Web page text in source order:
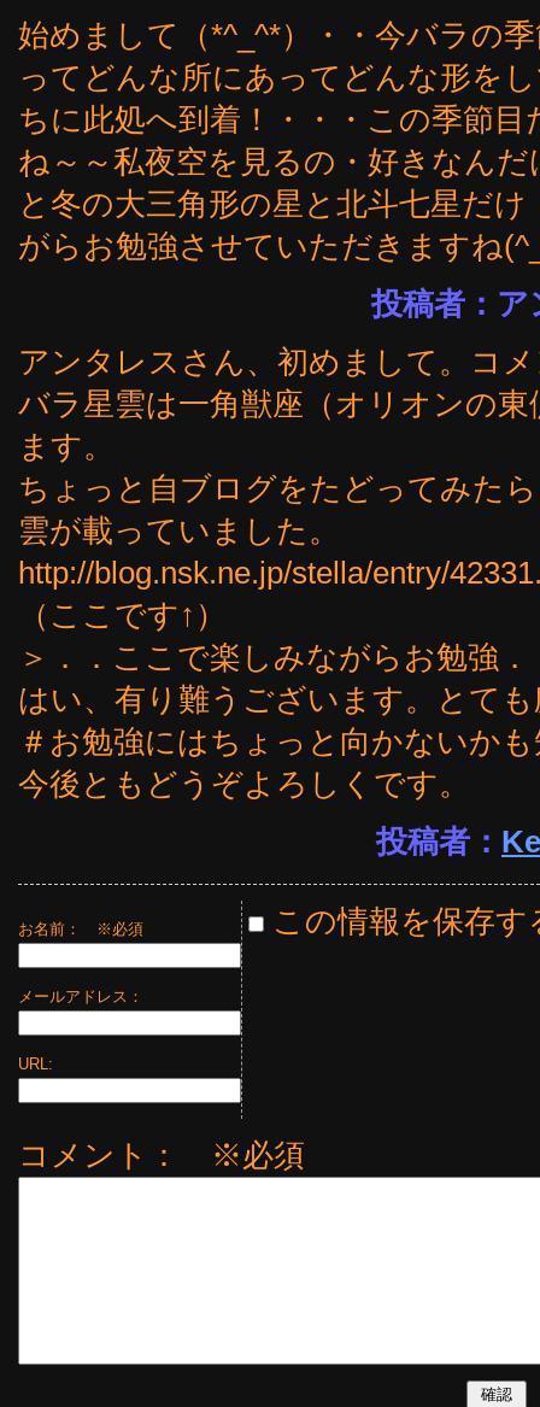
始めまして（*^_^*）・・今バラの
ってどんな所にあってどんな形を
ちに此処へ到着！・・・この季節
ね～～私夜空を見るの・好きなん
と冬の大三角形の星と北斗七星だ
がらお勉強させていただきますね
投稿者：ア
アンタレスさん、初めまして。コ
バラ星雲は一角獣座（オリオンの
ます。
ちょっと自ブログをたどってみた
雲が載っていました。
http://blog.nsk.ne.jp/stella/entry/
（ここです↑）
＞．．ここで楽しみながらお勉強．
はい、有り難うございます。とて
＃お勉強にはちょっと向かないか
今後ともどうぞよろしくです。
投稿者：
お名前： ※必須
メールアドレス：
URL:
この情報を保存す
コメント： ※必須